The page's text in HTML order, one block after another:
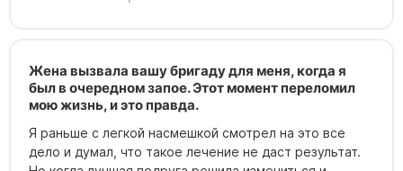
Жена вызвала вашу бригаду для меня, когда я
был в очередном запое. Этот момент переломил
мою жизнь, и это правда.
Я раньше с легкой насмешкой смотрел на это все
дело и думал, что такое лечение не даст результат.